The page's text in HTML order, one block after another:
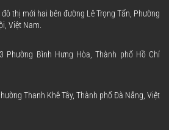
thị mới hai bên đường Lê Trọng Tấn, Phường
Việt Nam.
Phường Bình Hưng Hòa, Thành phố Hồ Chí
Thanh Khê Tây, Thành phố Đà Nẵng, Việt